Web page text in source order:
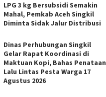
LPG 3 kg Bersubsidi Semakin
Mahal, Pemkab Aceh Singkil
Diminta Sidak Jalur Distribusi
Dinas Perhubungan Singkil
Gelar Rapat Koordinasi di
Maktuan Kopi, Bahas Penataan
Lalu Lintas Pesta Warga 17
Agustus 2026